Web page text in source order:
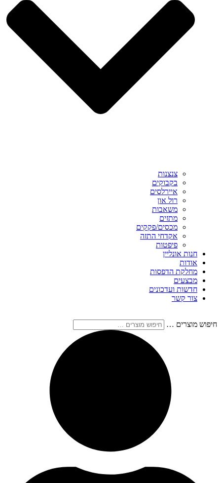
צנצנות
בקבוקים
איירלסים
רול און
משאבות
מתזים
מכסים/פקקים
אקדחי התזה
פיפטות
חנות אונליין
אודות
מחלקת הדפסות
מבצעים
חדשות ועדכונים
צור קשר
חיפוש מוצרים …